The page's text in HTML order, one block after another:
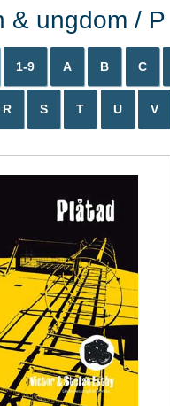
& ungdom / P
1-9 A B C
R S T U V